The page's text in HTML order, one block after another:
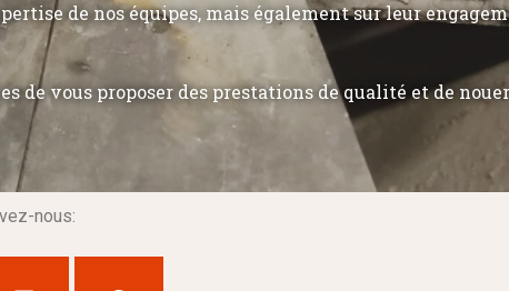
de nos équipes, mais également sur leur
vous proposer des prestations de qualité et de
nous: